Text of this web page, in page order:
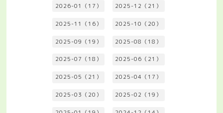
2026-01（17） 2025-12（21）
2025-11（16） 2025-10（20）
2025-09（19） 2025-08（18）
2025-07（18） 2025-06（21）
2025-05（21） 2025-04（17）
2025-03（20） 2025-02（19）